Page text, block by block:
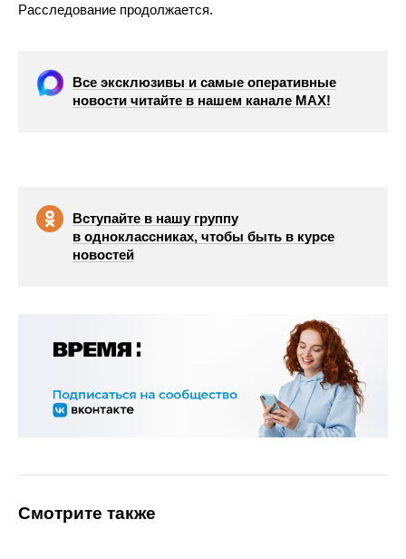
Расследование продолжается.
Все эксклюзивы и самые оперативные
новости читайте в нашем канале МАХ!
Вступайте в нашу группу
в одноклассниках, чтобы быть в курсе
новостей
Смотрите также